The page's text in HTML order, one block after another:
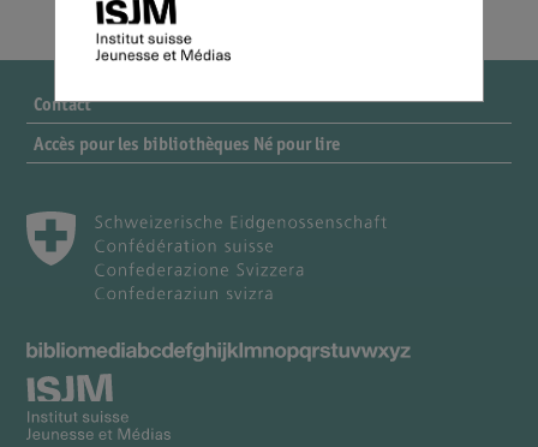
Contact
Accès pour les bibliothèques Né pour lire